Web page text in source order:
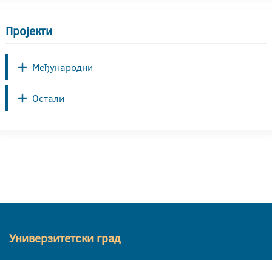
Пројекти
Међународни
Остали
Универзитетски град